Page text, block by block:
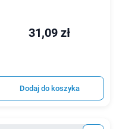
31,09 zł
Dodaj do koszyka